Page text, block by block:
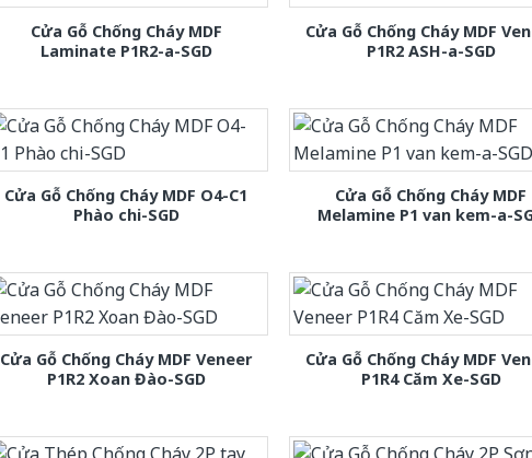
Cửa Gỗ Chống Cháy MDF
Laminate P1R2-a-SGD
Cửa Gỗ Chống Cháy MDF
P1R2 ASH-a-SGD
Cửa Gỗ Chống Cháy MDF O4-C1
Phào chi-SGD
Cửa Gỗ Chống Cháy MDF
Melamine P1 van kem-a-
Cửa Gỗ Chống Cháy MDF Veneer
P1R2 Xoan Đào-SGD
Cửa Gỗ Chống Cháy MDF
P1R4 Căm Xe-SGD